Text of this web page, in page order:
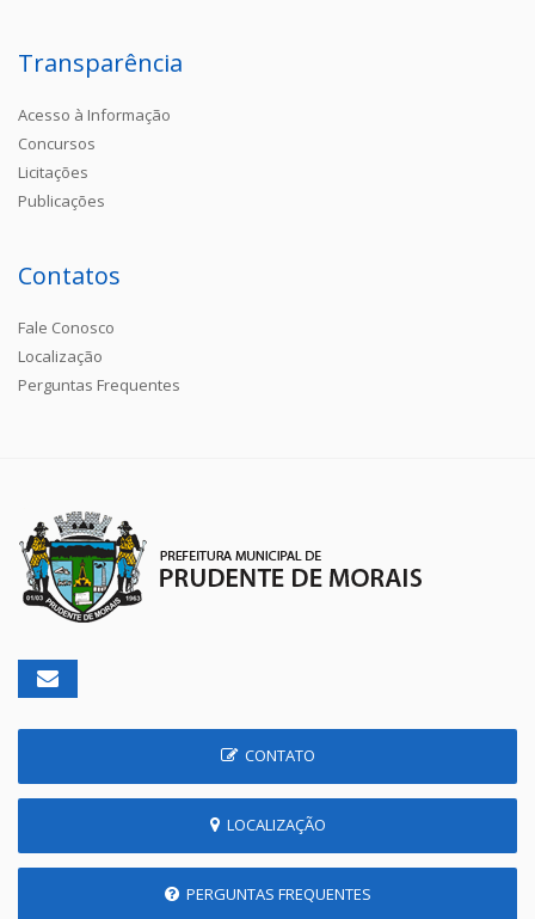
Transparência
Acesso à Informação
Concursos
Licitações
Publicações
Contatos
Fale Conosco
Localização
Perguntas Frequentes
CONTATO
LOCALIZAÇÃO
PERGUNTAS FREQUENTES